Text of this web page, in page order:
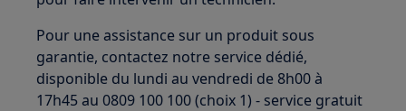
Pour une assistance sur un produit sous
garantie, contactez notre service dédié,
disponible du lundi au vendredi de 8h00 à
17h45 au 0809 100 100 (choix 1) - service gratuit